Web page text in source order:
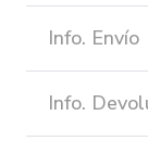
Info. Envío
Info.